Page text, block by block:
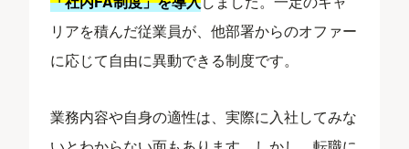
リアを積んだ従業員が、他部署からのオファー
に応じて自由に異動できる制度です。
業務内容や自身の適性は、実際に入社してみな